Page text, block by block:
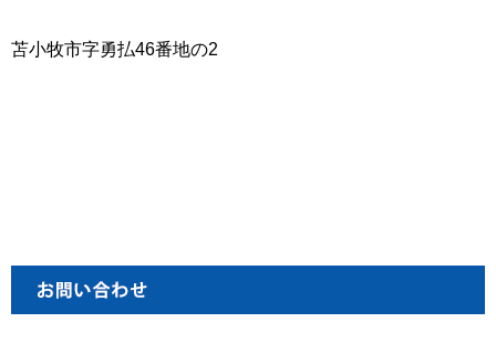
苫小牧市字勇払46番地の2